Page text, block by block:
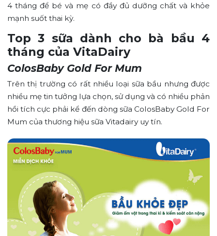
4 tháng để bé và mẹ có đầy đủ dưỡng chất và khỏe
mạnh suốt thai kỳ.
Top 3 sữa dành cho bà bầu 4
tháng của VitaDairy
ColosBaby Gold For Mum
Trên thị trường có rất nhiều loại sữa bầu nhưng được
nhiều mẹ tin tưởng lựa chọn, sử dụng và có nhiều phản
hồi tích cực phải kể đến dòng sữa ColosBaby Gold For
Mum của thương hiệu sữa Vitadairy uy tín.